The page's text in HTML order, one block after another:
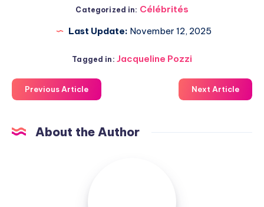
Categorized in: Célébrités
Last Update: November 12, 2025
Tagged in: Jacqueline Pozzi
Previous Article Next Article
About the Author